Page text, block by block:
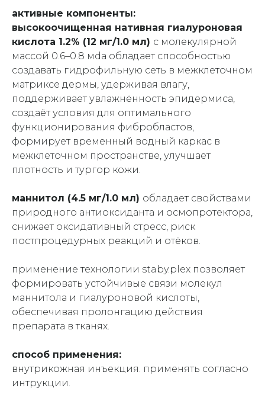
активные компоненты:
высокоочищенная нативная гиалуроновая
кислота 1.2% (12 мг/1.0 мл) с молекулярной
массой 0.6–0.8 мdа обладает способностью
создавать гидрофильную сеть в межклеточном
матриксе дермы, удерживая влагу,
поддерживает увлажнённость эпидермиса,
создаёт условия для оптимального
функционирования фибробластов,
формирует временный водный каркас в
межклеточном пространстве, улучшает
плотность и тургор кожи.
маннитол (4.5 мг/1.0 мл) обладает свойствами
природного антиоксиданта и осмопротектора,
снижает оксидативный стресс, риск
постпроцедурных реакций и отёков.
применение технологии staby.plex позволяет
формировать устойчивые связи молекул
маннитола и гиалуроновой кислоты,
обеспечивая пролонгацию действия
препарата в тканях.
способ применения:
внутрикожная инъекция. применять согласно
интрукции.